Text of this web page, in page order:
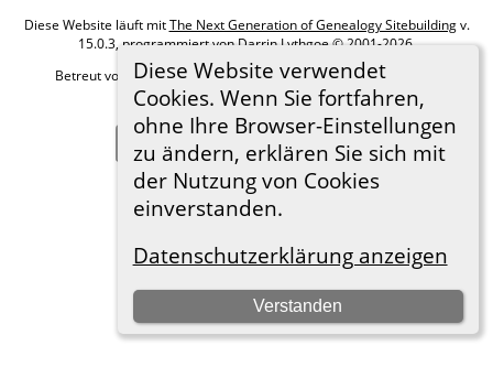
Diese Website verwendet
Cookies. Wenn Sie fortfahren,
ohne Ihre Browser-Einstellungen
zu ändern, erklären Sie sich mit
der Nutzung von Cookies
einverstanden.
Datenschutzerklärung anzeigen
Verstanden
Diese Website läuft mitThe Next Generation of Genealogy Sitebuildingv.
15.0.3, programmiert von Darrin Lythgoe © 2001-2026.
Betreut von
Roland zu Dortmund e.V.. |Datenschutzerklärung
Hier geht es zum Impressum
Zur Desktop-Webseite wechseln